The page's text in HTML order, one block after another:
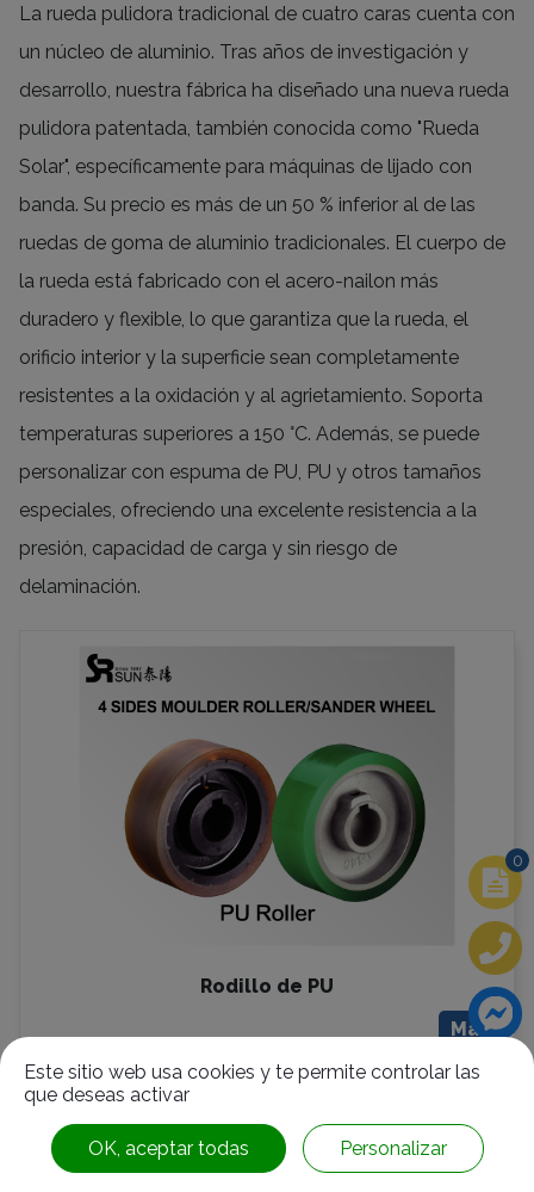
La rueda pulidora tradicional de cuatro caras cuenta con
un núcleo de aluminio. Tras años de investigación y
desarrollo, nuestra fábrica ha diseñado una nueva rueda
pulidora patentada, también conocida como "Rueda
Solar", específicamente para máquinas de lijado con
banda. Su precio es más de un 50 % inferior al de las
ruedas de goma de aluminio tradicionales. El cuerpo de
la rueda está fabricado con el acero-nailon más
duradero y flexible, lo que garantiza que la rueda, el
orificio interior y la superficie sean completamente
resistentes a la oxidación y al agrietamiento. Soporta
temperaturas superiores a 150 °C. Además, se puede
personalizar con espuma de PU, PU y otros tamaños
especiales, ofreciendo una excelente resistencia a la
presión, capacidad de carga y sin riesgo de
delaminación.
Rodillo de PU
Más
0
Este sitio web usa cookies y te permite controlar las
que deseas activar
OK, aceptar todas Personalizar